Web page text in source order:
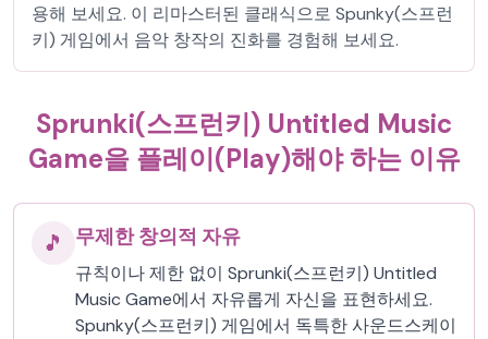
용해 보세요. 이 리마스터된 클래식으로 Spunky(스프런
키) 게임에서 음악 창작의 진화를 경험해 보세요.
Sprunki(스프런키) Untitled Music
Game을 플레이(Play)해야 하는 이유
🎵 무제한 창의적 자유
규칙이나 제한 없이 Sprunki(스프런키) Untitled
Music Game에서 자유롭게 자신을 표현하세요.
Spunky(스프런키) 게임에서 독특한 사운드스케이